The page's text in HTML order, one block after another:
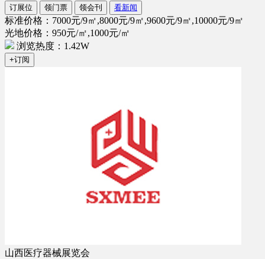
订展位 领门票 领会刊 看新闻
标准价格：7000元/9㎡,8000元/9㎡,9600元/9㎡,10000元/9㎡
光地价格：950元/㎡,1000元/㎡
浏览热度：1.42W
+订阅
山西医疗器械展览会